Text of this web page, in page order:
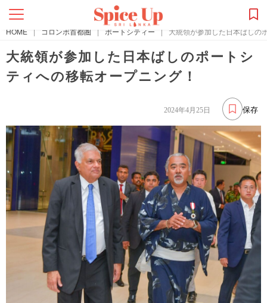
HOME | コロンボ首都圏 | ポートシティー | 大統領が参加した日本ばしの
大統領が参加した日本ばしのポートシ
ティへの移転オープニング！
保存
2024年4月25日